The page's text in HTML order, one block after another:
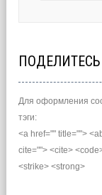
Для оформления
тэги:
<a href="" title="">
cite=""> <cite>
<strike> <strong>